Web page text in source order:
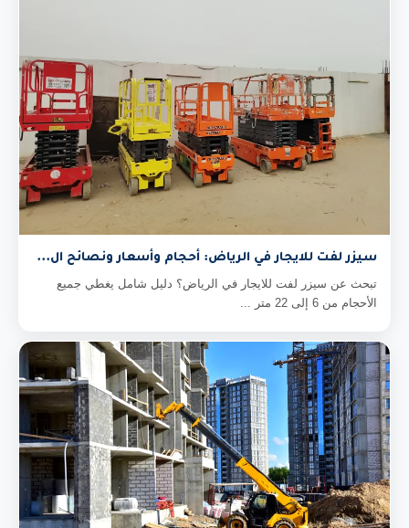
سيزر لفت للايجار في الرياض: أحجام وأسعار ونصائح ال...
تبحث عن سيزر لفت للايجار في الرياض؟ دليل شامل يغطي جميع
الأحجام من 6 إلى 22 متر ...